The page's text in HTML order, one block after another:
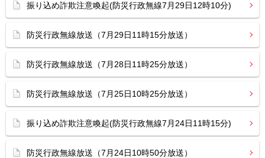
振り込め詐欺注意喚起(防災行政無線7月29日12時10分)
防災行政無線放送（7月29日11時15分放送）
防災行政無線放送（7月28日11時25分放送）
防災行政無線放送（7月25日10時25分放送）
振り込め詐欺注意喚起(防災行政無線7月24日11時15分)
防災行政無線放送（7月24日10時50分放送）